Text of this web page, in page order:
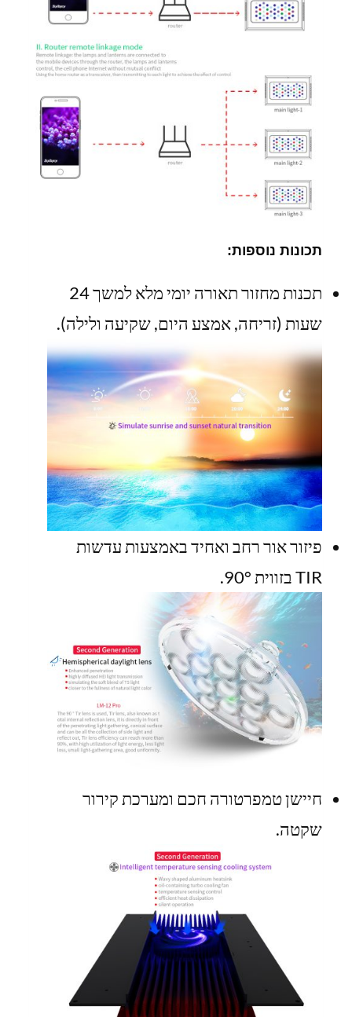
תכונות נוספות:
תכנות מחזור תאורה יומי מלא למשך 24
שעות (זריחה, אמצע היום, שקיעה ולילה).
פיזור אור רחב ואחיד באמצעות עדשות
TIR בזווית 90°.
חיישן טמפרטורה חכם ומערכת קירור
שקטה.